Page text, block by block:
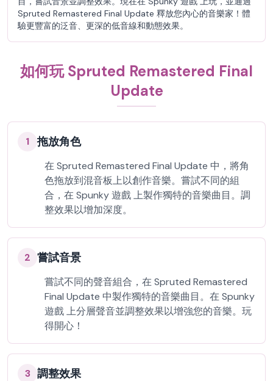
Spruted Remastered Final Update 釋放您內心的音樂家！體
驗更豐富的泛音、更深的低音線和動態效果。
如何玩 Spruted Remastered Final
Update
1 拖放角色
在 Spruted Remastered Final Update 中，將角
色拖放到混音板上以創作音樂。嘗試不同的組
合，在 Spunky 遊戲 上製作獨特的音樂曲目。調
整效果以增加深度。
2 嘗試音景
嘗試不同的聲音組合，在 Spruted Remastered
Final Update 中製作獨特的音樂曲目。在 Spunky
遊戲 上分層聲音並調整效果以增強您的音樂。玩
得開心！
3 調整效果